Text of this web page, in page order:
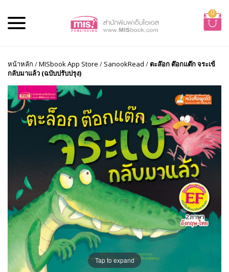
0
หน้าหลัก /MISbook App Store / SanookRead / ตะล๊อก ต๊อกแต๊ก จระเข้
กลับมาแล้ว (ฉบับปรับปรุง)
Tap to expand